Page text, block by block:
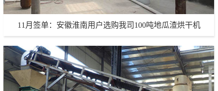
11月签单：安徽淮南用户选购我司100吨地瓜渣烘干机
11月签单：安徽淮南用户选购我司100吨地瓜渣烘干机